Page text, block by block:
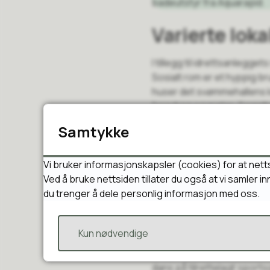
Varierte
I tillegg til
Sosialt rom er et hyppig
huser det svømmehallens
foredrag og møter.
Aktivitetsrommet for
musikkstudio.
Ungdomsklubben
øvrig. I kjelleren i
Samtykke
Vi bruker informasjonskapsler (cookies) for at
Ved å bruke nettsiden tillater du også at vi samler
du trenger å dele personlig informasjon med oss.
Kun nødvendige